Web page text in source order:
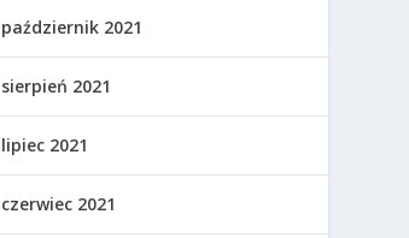
październik 2021
sierpień 2021
lipiec 2021
czerwiec 2021